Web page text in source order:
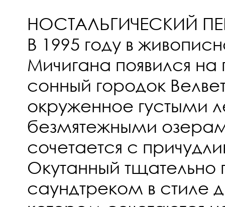
НОСТАЛЬГИЧЕСКИЙ
В 1995 году в
Мичигана появился на
сонный городок
окруженное густыми
безмятежными
сочетается с
Окутанный
саундтреком в стиле